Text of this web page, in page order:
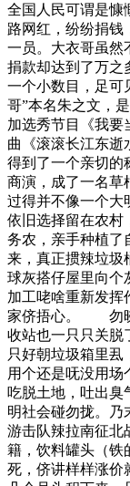
全国人民可谓是慷
路网红，纷纷捐钱
一员。大衣哥虽然
捐款却达到了万之
一个小数目，
哥”本名朱之文，
加选秀节目《我要
曲《滚滚长江东逝
得到了一个亲切
商演，成了一名草
过得并不像一个大
依旧选择留在农村
务农，亲手种植了
来，真正掼辣垃圾
球灰搭仔屋里向个
加工咾啥重新发挥
家侪捂心。 勿晓
收站也一只只关脱
只好朝垃圾箱里厾
用个还是呒没用场
吃脱土地，吐出臭
明社会碰勿拢。乃
游击队辣拉南征北
籍，饮料罐头（铁
死，侪讲样样涨价